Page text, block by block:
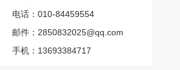
电话：010-84459554
邮件：2850832025@qq.com
手机：13693384717